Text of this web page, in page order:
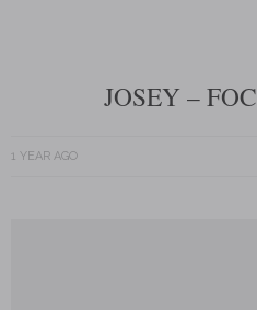
JOSEY –
1 YEAR AGO